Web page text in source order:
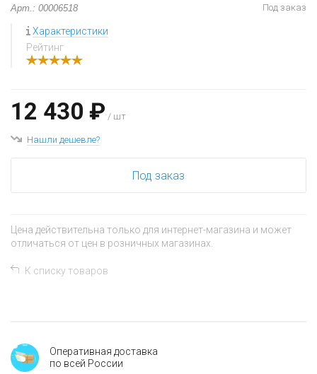
Арт.: 00006518 Под заказ
Характеристики
Рейтинг
12 430 ₽ / шт
Нашли дешевле?
Под заказ
Цена действительна только для интернет-магазина и может
отличаться от цен в розничных магазинах.
К списку товаров
Оперативная доставка
по всей России